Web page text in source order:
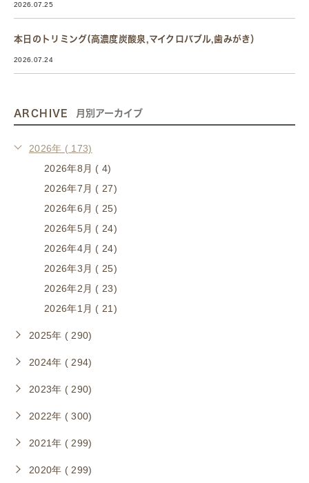
2026.07.25
本日のトリミング(高濃度炭酸泉,マイクロバブル,歯みがき）
2026.07.24
ARCHIVE 月別アーカイブ
2026年 ( 173)
2026年8月 ( 4)
2026年7月 ( 27)
2026年6月 ( 25)
2026年5月 ( 24)
2026年4月 ( 24)
2026年3月 ( 25)
2026年2月 ( 23)
2026年1月 ( 21)
2025年 ( 290)
2024年 ( 294)
2023年 ( 290)
2022年 ( 300)
2021年 ( 299)
2020年 ( 299)